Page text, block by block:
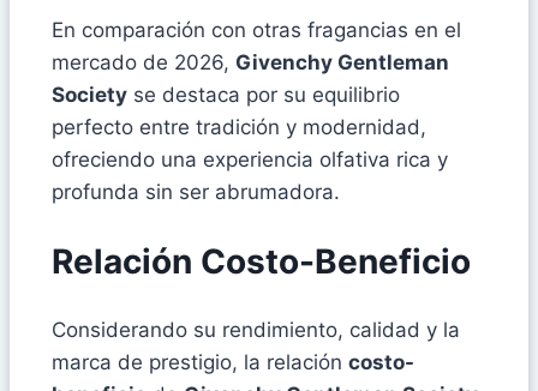
En comparación con otras fragancias en el
mercado de 2026, Givenchy Gentleman
Society se destaca por su equilibrio
perfecto entre tradición y modernidad,
ofreciendo una experiencia olfativa rica y
profunda sin ser abrumadora.
Relación Costo-Beneficio
Considerando su rendimiento, calidad y la
marca de prestigio, la relación costo-